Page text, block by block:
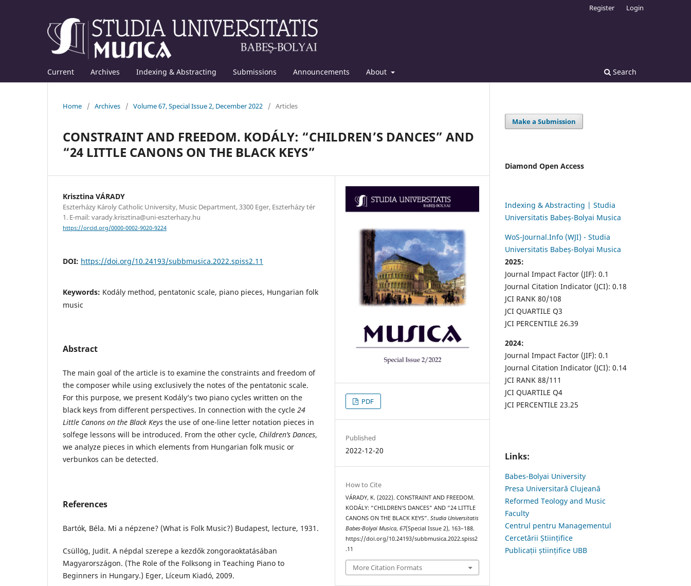
Current Archives Indexing & Abstracting Submissions Announcements About Search
Register Login
Home / Archives / Volume 67, Special Issue 2, December 2022 / Articles
CONSTRAINT AND FREEDOM. KODÁLY: “CHILDREN’S DANCES” AND
“24 LITTLE CANONS ON THE BLACK KEYS”
Krisztina VÁRADY
Eszterházy Károly Catholic University, Music Department, 3300 Eger, Eszterházy tér
1. E-mail: varady.krisztina@uni-eszterhazy.hu
https://orcid.org/0000-0002-9020-9224
DOI: https://doi.org/10.24193/subbmusica.2022.spiss2.11
Keywords: Kodály method, pentatonic scale, piano pieces, Hungarian folk
music
Abstract
The main goal of the article is to examine the constraints and freedom of
the composer while using exclusively the notes of the pentatonic scale.
For this purpose, we present Kodály’s two piano cycles written on the
black keys from different perspectives. In connection with the cycle 24
Little Canons on the Black Keys the use of one-line letter notation pieces in
solfege lessons will be introduced. From the other cycle, Children’s Dances,
we analyze pieces in which elements from Hungarian folk music or
verbunkos can be detected.
References
Bartók, Béla. Mi a népzene? (What is Folk Music?) Budapest, lecture, 1931.
Csüllög, Judit. A népdal szerepe a kezdők zongoraoktatásában
Magyarországon. (The Role of the Folksong in Teaching Piano to
Beginners in Hungary.) Eger, Líceum Kiadó, 2009.
PDF
Published
2022-12-20
How to Cite
VÁRADY, K. (2022). CONSTRAINT AND FREEDOM.
KODÁLY: “CHILDREN’S DANCES” AND “24 LITTLE
CANONS ON THE BLACK KEYS”.Studia Universitatis
Babes-Bolyai Musica,67(Special Issue 2), 163–188.
https://doi.org/10.24193/subbmusica.2022.spiss2
.11
More Citation Formats
Make a Submission
Diamond Open Access
Indexing & Abstracting | Studia
Universitatis Babeș-Bolyai Musica
WoS-Journal.Info (WJI) - Studia
Universitatis Babeș-Bolyai Musica
2025:
Journal Impact Factor (JIF): 0.1
Journal Citation Indicator (JCI): 0.18
JCI RANK 80/108
JCI QUARTILE Q3
JCI PERCENTILE 26.39
2024:
Journal Impact Factor (JIF): 0.1
Journal Citation Indicator (JCI): 0.14
JCI RANK 88/111
JCI QUARTILE Q4
JCI PERCENTILE 23.25
Links:
Babes-Bolyai University
Presa Universitară Clujeană
Reformed Teology and Music
Faculty
Centrul pentru Managementul
Cercetării Științifice
Publicații științifice UBB